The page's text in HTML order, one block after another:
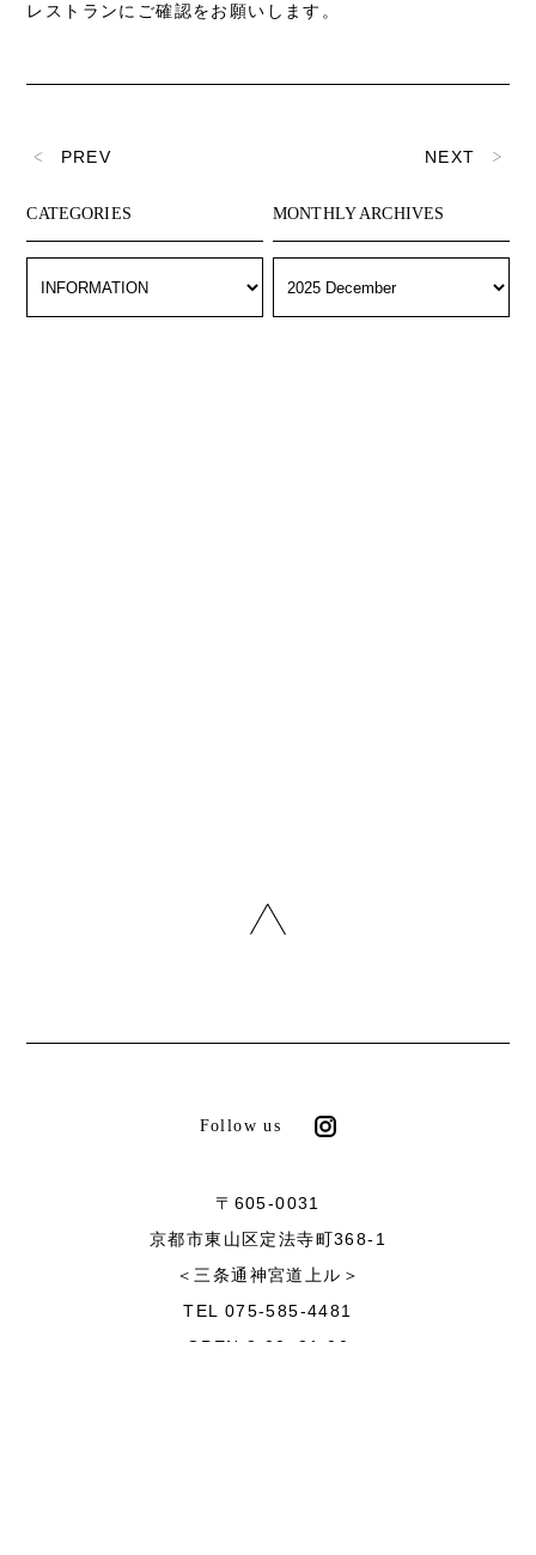
CATEGORIES MONTHLY ARCHIVES
レストラ ンにご確認をお願いします。
PREV NEXT
Follow us
〒605-0031
京都市東山区定法寺町368-1
＜三条通神宮道上ル＞
TEL 075-585-4481
OPEN 8:00~21:00